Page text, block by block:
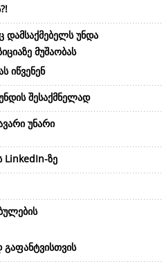
უნდა
მუშაობას
იწვენენ
შესაქმნელად
უნარი
LinkedIn-ზე
გაფანტვისთვის